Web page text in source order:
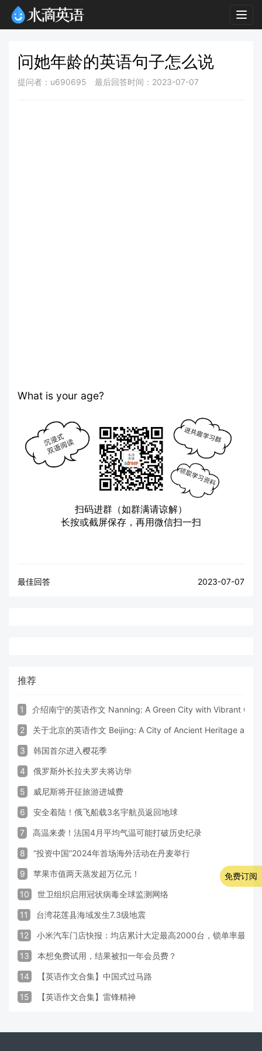
问她年龄的英语句子怎么说
提问者：u690695 最后回答时间：2023-07-07
What is your age?
扫码进群（如群满请谅解）
长按或截屏保存，再用微信扫一扫
最佳回答 2023-07-07
推荐
1 介绍南宁的英语作文 Nanning: A Green City with Vibrant
2 关于北京的英语作文 Beijing: A City of Ancient Heritage and
3 韩国首尔进入樱花季
4 俄罗斯外长拉夫罗夫将访华
5 威尼斯将开征旅游进城费
6 安全着陆！俄飞船载3名宇航员返回地球
7 高温来袭！法国4月平均气温可能打破历史纪录
8 “投资中国”2024年首场海外活动在丹麦举行
9 苹果市值两天蒸发超万亿元！
10 世卫组织启用冠状病毒全球监测网络
11 台湾花莲县海域发生7.3级地震
12 小米汽车门店快报：均店累计大定最高2000台，锁单率最高
13 本想免费试用，结果被扣一年会员费？
14 【英语作文合集】中国式过马路
15 【英语作文合集】雷锋精神
免费订阅